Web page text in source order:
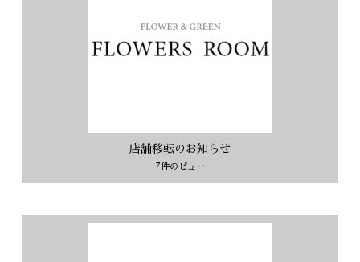
店舗移転のお知らせ
7件のビュー